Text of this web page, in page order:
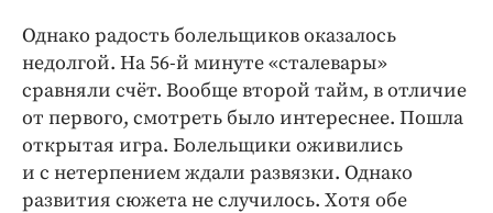
Однако радость болельщиков оказалось
недолгой. На 56-й минуте «сталевары»
сравняли счёт. Вообще второй тайм, в отличие
от первого, смотреть было интереснее. Пошла
открытая игра. Болельщики оживились
и с нетерпением ждали развязки. Однако
развития сюжета не случилось. Хотя обе